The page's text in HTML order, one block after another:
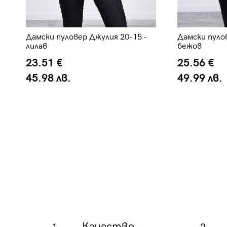
Дамски пуловер Джулия 20-15 -
лилав
23.51 €
45.98 лв.
Дамски
бежов
25.56 €
49.99 лв.